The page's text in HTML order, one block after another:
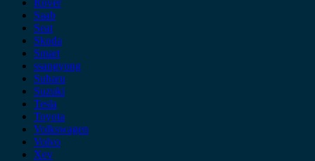
Saab
Seat
Skoda
Smart
ssangyong
Subaru
Suzuki
Tesla
Toyota
Volkswagen
Volvo
Xev